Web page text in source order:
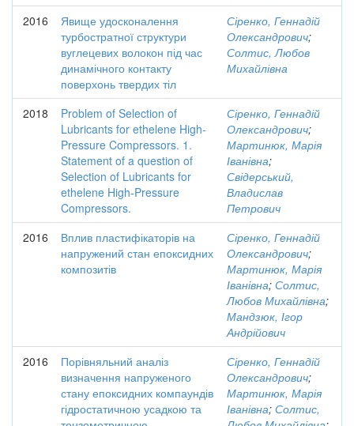
2016
Явище удосконалення
турбостратної структури
вуглецевих волокон під час
динамічного контакту
поверхонь твердих тіл
Сіренко, Геннадій
Олександрович;
Солтис, Любов
Михайлівна
2018
Problem of Selection of
Lubricants for ethelene High-
Pressure Compressors. 1.
Statement of a question of
Selection of Lubricants for
ethelene High-Pressure
Compressors.
Сіренко, Геннадій
Олександрович;
Мартинюк, Марія
Іванівна;
Свідерський,
Владислав
Петрович
2016
Вплив пластифікаторів на
напружений стан епоксидних
композитів
Сіренко, Геннадій
Олександрович;
Мартинюк, Марія
Іванівна; Солтис,
Любов Михайлівна;
Мандзюк, Ігор
Андрійович
2016
Порівняльний аналіз
визначення напруженого
стану епоксидних компаундів
гідростатичною усадкою та
Сіренко, Геннадій
Олександрович;
Мартинюк, Марія
Іванівна; Солтис,